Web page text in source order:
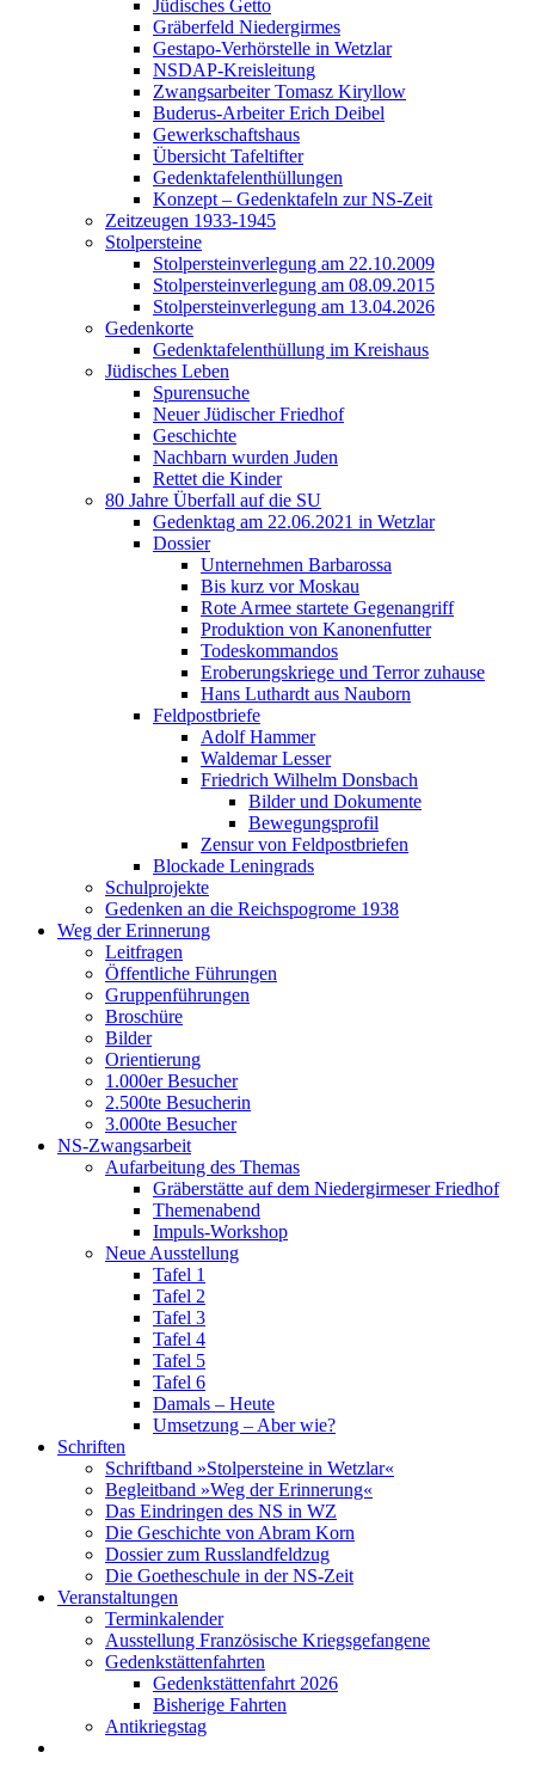
Jüdisches Getto
Gräberfeld Niedergirmes
Gestapo-Verhörstelle in Wetzlar
NSDAP-Kreisleitung
Zwangsarbeiter Tomasz Kiryllow
Buderus-Arbeiter Erich Deibel
Gewerkschaftshaus
Übersicht Tafeltifter
Gedenktafelenthüllungen
Konzept – Gedenktafeln zur NS-Zeit
Zeitzeugen 1933-1945
Stolpersteine
Stolpersteinverlegung am 22.10.2009
Stolpersteinverlegung am 08.09.2015
Stolpersteinverlegung am 13.04.2026
Gedenkorte
Gedenktafelenthüllung im Kreishaus
Jüdisches Leben
Spurensuche
Neuer Jüdischer Friedhof
Geschichte
Nachbarn wurden Juden
Rettet die Kinder
80 Jahre Überfall auf die SU
Gedenktag am 22.06.2021 in Wetzlar
Dossier
Unternehmen Barbarossa
Bis kurz vor Moskau
Rote Armee startete Gegenangriff
Produktion von Kanonenfutter
Todeskommandos
Eroberungskriege und Terror zuhause
Hans Luthardt aus Nauborn
Feldpostbriefe
Adolf Hammer
Waldemar Lesser
Friedrich Wilhelm Donsbach
Bilder und Dokumente
Bewegungsprofil
Zensur von Feldpostbriefen
Blockade Leningrads
Schulprojekte
Gedenken an die Reichspogrome 1938
Weg der Erinnerung
Leitfragen
Öffentliche Führungen
Gruppenführungen
Broschüre
Bilder
Orientierung
1.000er Besucher
2.500te Besucherin
3.000te Besucher
NS-Zwangsarbeit
Aufarbeitung des Themas
Gräberstätte auf dem Niedergirmeser Friedhof
Themenabend
Impuls-Workshop
Neue Ausstellung
Tafel 1
Tafel 2
Tafel 3
Tafel 4
Tafel 5
Tafel 6
Damals – Heute
Umsetzung – Aber wie?
Schriften
Schriftband »Stolpersteine in Wetzlar«
Begleitband »Weg der Erinnerung«
Das Eindringen des NS in WZ
Die Geschichte von Abram Korn
Dossier zum Russlandfeldzug
Die Goetheschule in der NS-Zeit
Veranstaltungen
Terminkalender
Ausstellung Französische Kriegsgefangene
Gedenkstättenfahrten
Gedenkstättenfahrt 2026
Bisherige Fahrten
Antikriegstag